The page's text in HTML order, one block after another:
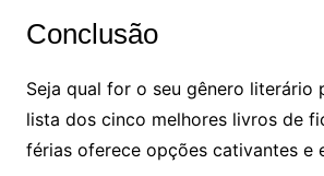
Conclusão
Seja qual for o seu gênero literário
lista dos cinco melhores livros de
férias oferece opções cativantes e